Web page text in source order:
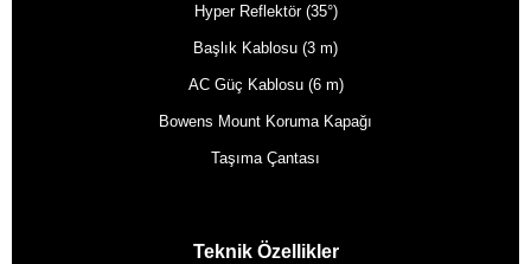
Hyper Reflektör (35°)
Başlık Kablosu (3 m)
AC Güç Kablosu (6 m)
Bowens Mount Koruma Kapağı
Taşıma Çantası
Teknik Özellikler